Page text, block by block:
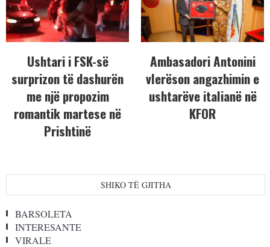
Ushtari i FSK-së
surprizon të dashurën
me një propozim
romantik martese në
Prishtinë
Ambasadori Antonini
vlerëson angazhimin e
ushtarëve italianë në
KFOR
SHIKO TË GJITHA
BARSOLETA
INTERESANTE
VIRALE